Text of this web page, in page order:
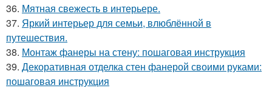
36. Мятная свежесть в интерьере.
37. Яркий интерьер для семьи, влюблённой в
путешествия.
38. Монтаж фанеры на стену: пошаговая инструкция
39. Декоративная отделка стен фанерой своими руками:
пошаговая инструкция